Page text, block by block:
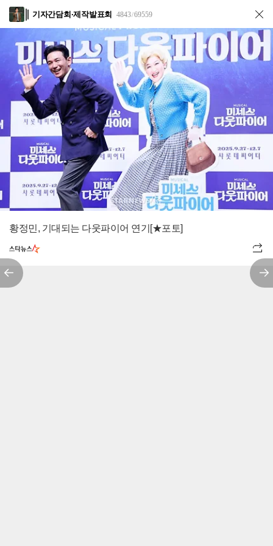
기자간담회·제작발표회 4843/69559
황정민, 기대되는 다웃파이어 연기[★포토]